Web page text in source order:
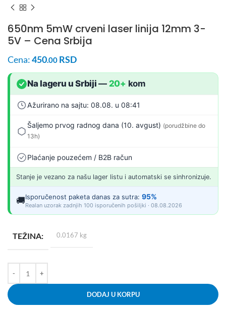
650nm 5mW crveni laser linija 12mm 3-
5V – Cena Srbija
Cena:450.00 RSD
Na lageru u Srbiji — 20+ kom
Ažurirano na sajtu: 08.08. u 08:41
Šaljemo prvog radnog dana (10. avgust) (porudžbine do
13h)
Plaćanje pouzećem / B2B račun
Stanje je vezano za našu lager listu i automatski se sinhronizuje.
🚚Isporučenost paketa danas za sutra: 95%
Realan uzorak zadnjih 100 isporučenih pošiljki · 08.08.2026
TEŽINA 0.0167 kg
DODAJ U KORPU